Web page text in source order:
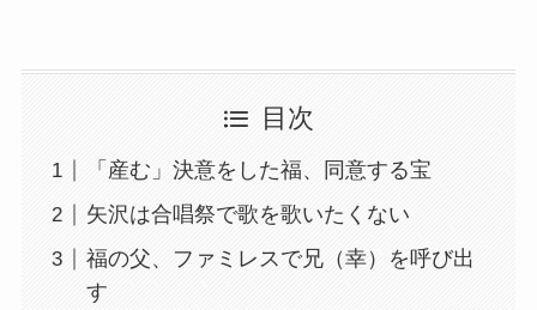
目次
「産む」決意をした福、同意する宝
矢沢は合唱祭で歌を歌いたくない
福の父、ファミレスで兄（幸）を呼び出
す